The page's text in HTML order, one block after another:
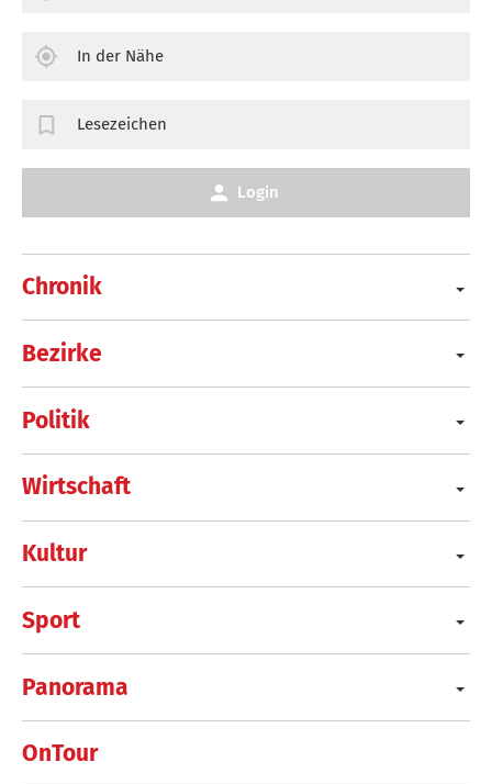
Chronik
Bezirke
Politik
Wirtschaft
Kultur
Sport
Panorama
OnTour
In der Nähe
Lesezeichen
Login